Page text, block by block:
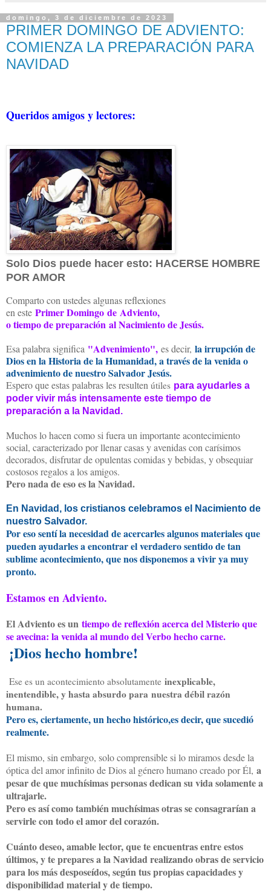
domingo, 3 de diciembre de 2023
PRIMER DOMINGO DE ADVIENTO:
COMIENZA LA PREPARACIÓN PARA
NAVIDAD
Queridos amigos y lectores:
Solo Dios puede hacer esto: HACERSE HOMBRE
POR AMOR
Comparto con ustedes algunas reflexiones
en este Primer Domingo de Adviento,
o tiempo de preparación al Nacimiento de Jesús.
Esa palabra significa "Advenimiento", es decir, la irrupción de
Dios en la Historia de la Humanidad, a través de la venida o
advenimiento de nuestro Salvador Jesús.
Espero que estas palabras les resulten útiles para ayudarles a
poder vivir más intensamente este tiempo de
preparación a la Navidad.
Muchos lo hacen como si fuera un importante acontecimiento
social, caracterizado por llenar casas y avenidas con carísimos
decorados, disfrutar de opulentas comidas y bebidas, y obsequiar
costosos regalos a los amigos.
Pero nada de eso es la Navidad.
En Navidad, los cristianos celebramos el Nacimiento de
nuestro Salvador.
Por eso sentí la necesidad de acercarles algunos materiales que
pueden ayudarles a encontrar el verdadero sentido de tan
sublime acontecimiento, que nos disponemos a vivir ya muy
pronto.
Estamos en Adviento.
El Adviento es un tiempo de reflexión acerca del Misterio que
se avecina: la venida al mundo del Verbo hecho carne.
¡Dios hecho hombre!
Ese es un acontecimiento absolutamente inexplicable,
inentendible, y hasta absurdo para nuestra débil razón
humana.
Pero es, ciertamente, un hecho histórico,es decir, que sucedió
realmente.
El mismo, sin embargo, solo comprensible si lo miramos desde la
óptica del amor infinito de Dios al género humano creado por Él, a
pesar de que muchísimas personas dedican su vida solamente a
ultrajarle.
Pero es así como también muchísimas otras se consagrarían a
servirle con todo el amor del corazón.
Cuánto deseo, amable lector, que te encuentras entre estos
últimos, y te prepares a la Navidad realizando obras de servicio
para los más desposeídos, según tus propias capacidades y
disponibilidad material y de tiempo.